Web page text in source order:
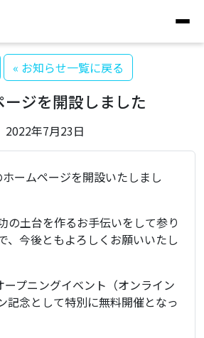
« お知らせ一覧に戻る
ージを開設しました
2022年7月23日
ームページを開設いたしまし
の土台を作るお手伝いをして参り
、今後ともよろしくお願いいたし
プニングイベント（オンライン
記念として特別に無料開催となっ